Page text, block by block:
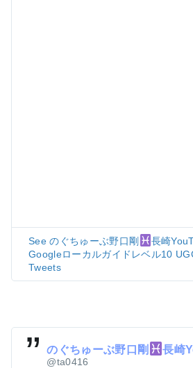
See のぐちゅーぶ野口剛
長崎
Googleローカルガイドレベル10
Tweets
のぐちゅーぶ野口剛 長崎
@ta0416